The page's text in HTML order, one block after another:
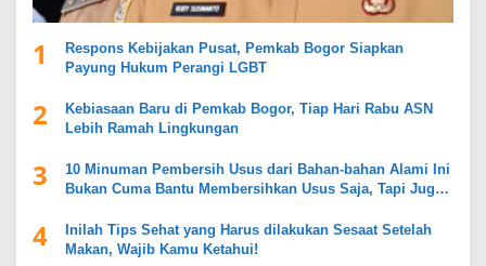
1
Respons Kebijakan Pusat, Pemkab Bogor Siapkan
Payung Hukum Perangi LGBT
2
Kebiasaan Baru di Pemkab Bogor, Tiap Hari Rabu ASN
Lebih Ramah Lingkungan
3
10 Minuman Pembersih Usus dari Bahan-bahan Alami Ini
Bukan Cuma Bantu Membersihkan Usus Saja, Tapi Juga
4
Inilah Tips Sehat yang Harus dilakukan Sesaat Setelah
Makan, Wajib Kamu Ketahui!